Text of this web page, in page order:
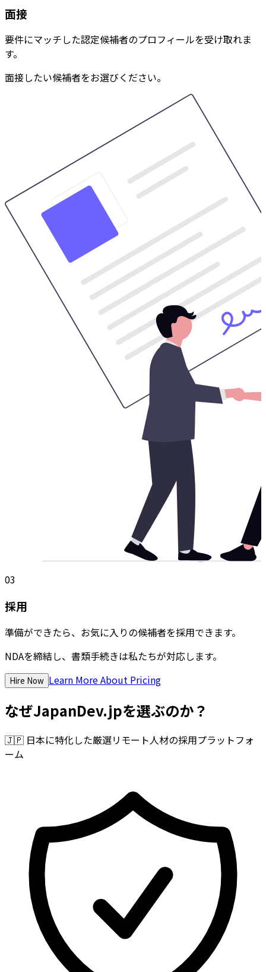
面接
要件にマッチした認定候補者のプロフィールを受け取れま
す。
面接したい候補者をお選びください。
03
採用
準備ができたら、お気に入りの候補者を採用できます。
NDAを締結し、書類手続きは私たちが対応します。
Hire Now Learn More About Pricing
なぜJapanDev.jpを選ぶのか？
🇯🇵 日本に特化した厳選リモート人材の採用プラットフォ
ーム